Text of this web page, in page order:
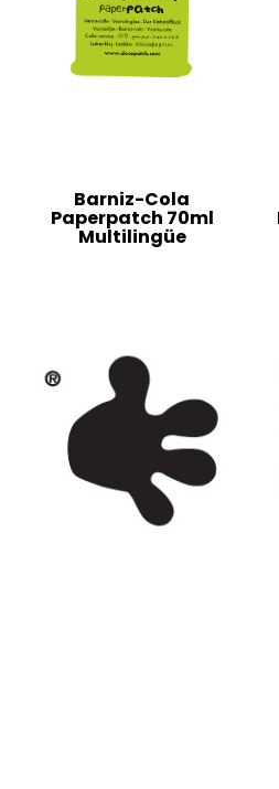
Barniz-Cola
Paperpatch 70ml
Multilingüe